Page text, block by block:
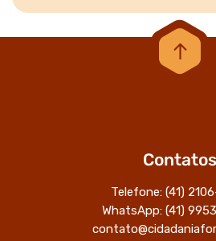
Contatos
Telefone: (41)
WhatsApp: (41)